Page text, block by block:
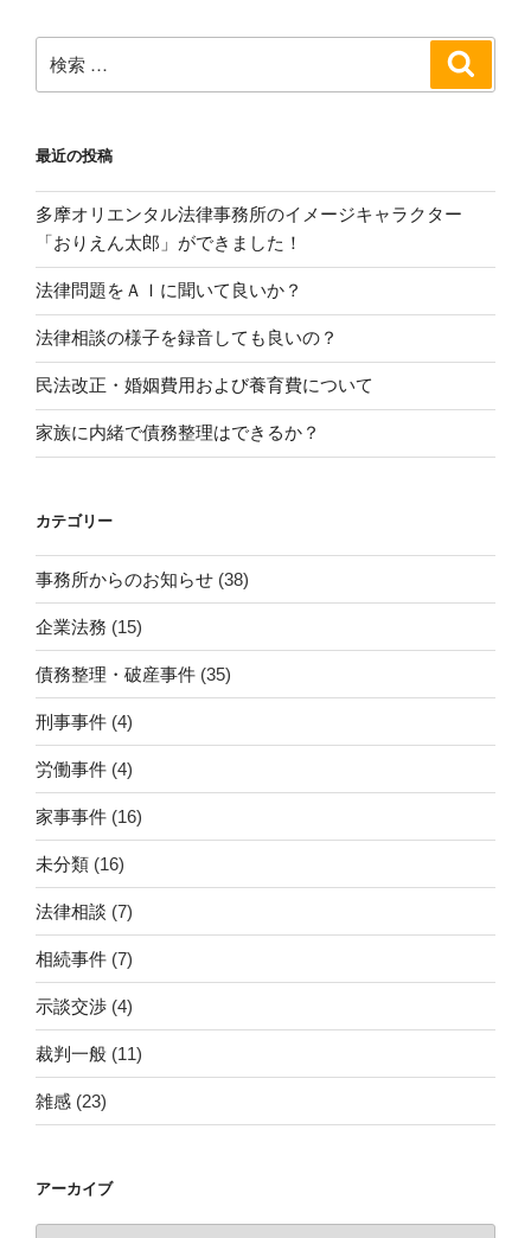
ン
索:
最近の投稿
多摩オリエンタル法律事務所のイメージキャラクター
「おりえん太郎」ができました！
法律問題をＡＩに聞いて良いか？
法律相談の様子を録音しても良いの？
民法改正・婚姻費用および養育費について
家族に内緒で債務整理はできるか？
カテゴリー
事務所からのお知らせ (38)
企業法務 (15)
債務整理・破産事件 (35)
刑事事件 (4)
労働事件 (4)
家事事件 (16)
未分類 (16)
法律相談 (7)
相続事件 (7)
示談交渉 (4)
裁判一般 (11)
雑感 (23)
アーカイブ